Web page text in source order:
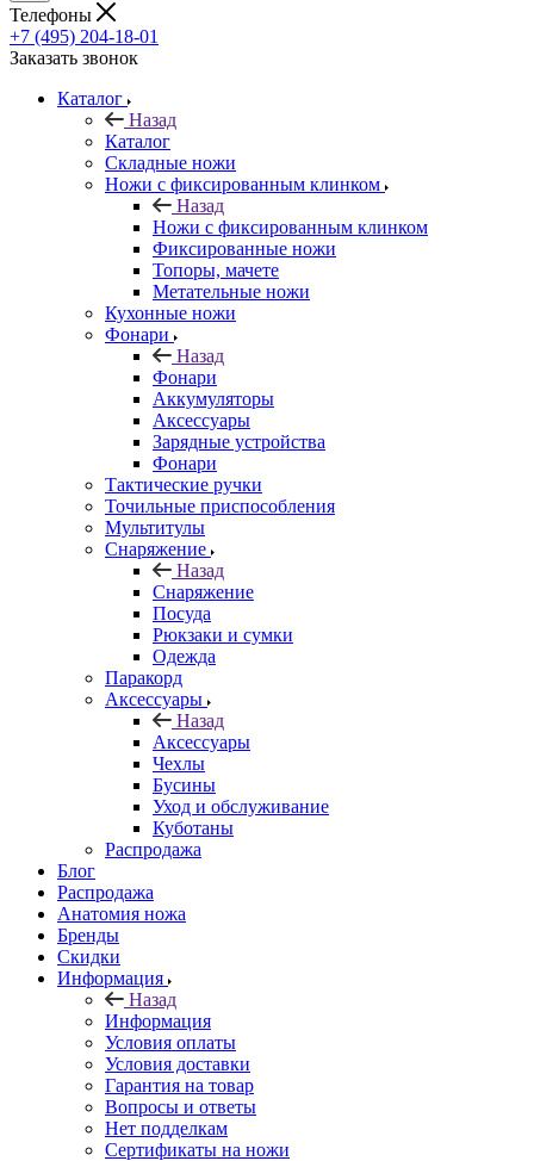
Телефоны
+7 (495) 204-18-01
Заказать звонок
Каталог
Назад
Каталог
Складные ножи
Ножи с фиксированным клинком
Назад
Ножи с фиксированным клинком
Фиксированные ножи
Топоры, мачете
Метательные ножи
Кухонные ножи
Фонари
Назад
Фонари
Аккумуляторы
Аксессуары
Зарядные устройства
Фонари
Тактические ручки
Точильные приспособления
Мультитулы
Снаряжение
Назад
Снаряжение
Посуда
Рюкзаки и сумки
Одежда
Паракорд
Аксессуары
Назад
Аксессуары
Чехлы
Бусины
Уход и обслуживание
Куботаны
Распродажа
Блог
Распродажа
Анатомия ножа
Бренды
Скидки
Информация
Назад
Информация
Условия оплаты
Условия доставки
Гарантия на товар
Вопросы и ответы
Нет подделкам
Сертификаты на ножи